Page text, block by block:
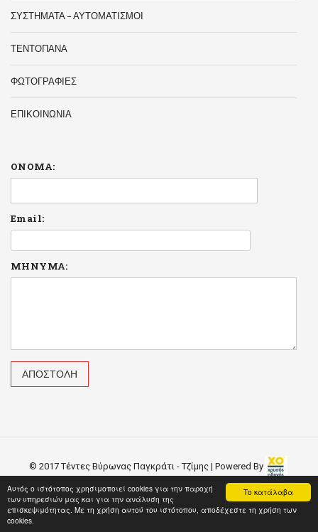
Το κατάλαβα
Αυτός ο ιστότοπος χρησιμοποιεί cookies για την παροχή
των υπηρεσιών μας και για την ανάλυση της
επισκεψιμότητας. Με τη χρήση αυτού του ιστότοπου, αποδέχεστε τη χρήση των
cookies.
ΣΥΣΤΗΜΑΤΑ – ΑΥΤΟΜΑΤΙΣΜΟΙ
ΤΕΝΤΟΠΑΝΑ
ΦΩΤΟΓΡΑΦΙΕΣ
ΕΠΙΚΟΙΝΩΝΙΑ
ΟΝΟΜΑ:
Email:
ΜΗΝΥΜΑ:
© 2017 Τέντες Βύρωνας Παγκράτι - Τζίμης | Powered By